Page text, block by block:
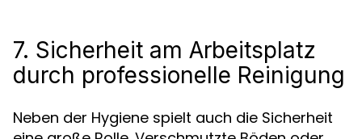
7. Sicherheit am Arbeitsplatz
durch professionelle Reinigung
Neben der Hygiene spielt auch die Sicherheit